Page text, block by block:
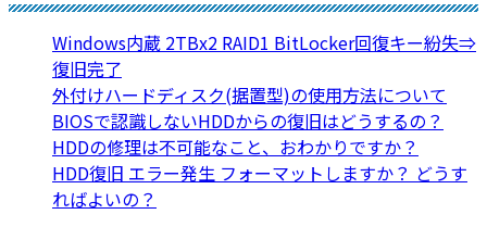
Windows内蔵 2TBx2 RAID1 BitLocker回復キー紛失⇒
復旧完了
外付けハードディスク(据置型)の使用方法について
BIOSで認識しないHDDからの復旧はどうするの？
HDDの修理は不可能なこと、おわかりですか？
HDD復旧 エラー発生 フォーマットしますか？ どうす
ればよいの？